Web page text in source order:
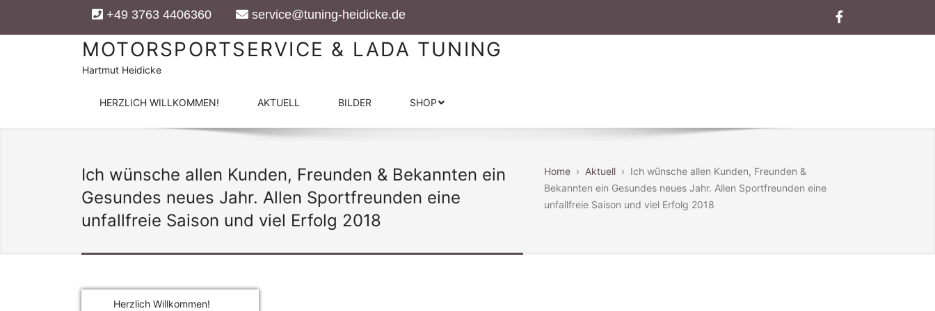
+49 3763 4406360 service@tuning-heidicke.de
like
MOTORSPORTSERVICE & LADA TUNING
Hartmut Heidicke
HERZLICH WILLKOMMEN! AKTUELL BILDER SHOP
Ich wünsche allen Kunden, Freunden & Bekannten ein
Gesundes neues Jahr. Allen Sportfreunden eine
unfallfreie Saison und viel Erfolg 2018
Home › Aktuell › Ich wünsche allen Kunden, Freunden &
Bekannten ein Gesundes neues Jahr. Allen Sportfreunden eine
unfallfreie Saison und viel Erfolg 2018
Herzlich Willkommen!